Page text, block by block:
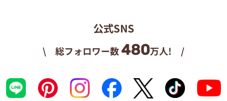
公式SNS
\ 総フォロワー数480万人! /